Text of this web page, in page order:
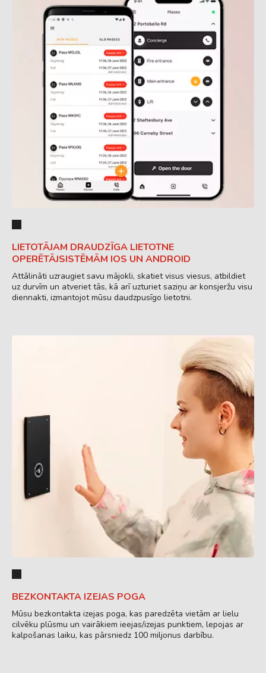
LIETOTĀJAM DRAUDZĪGA LIETOTNE
OPERĒTĀJSISTĒMĀM IOS UN ANDROID
Attālināti uzraugiet savu mājokli, skatiet visus viesus, atbildiet
uz durvīm un atveriet tās, kā arī uzturiet saziņu ar konsjeržu visu
diennakti, izmantojot mūsu daudzpusīgo lietotni.
BEZKONTAKTA IZEJAS POGA
Mūsu bezkontakta izejas poga, kas paredzēta vietām ar lielu
cilvēku plūsmu un vairākiem ieejas/izejas punktiem, lepojas ar
kalpošanas laiku, kas pārsniedz 100 miljonus darbību.